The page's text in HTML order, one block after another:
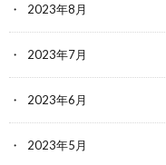
2023年8月
2023年7月
2023年6月
2023年5月